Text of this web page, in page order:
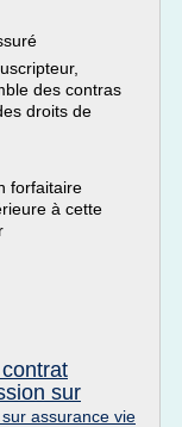
des contras
droits de
forfaitaire
à cette
sur
assurance vie